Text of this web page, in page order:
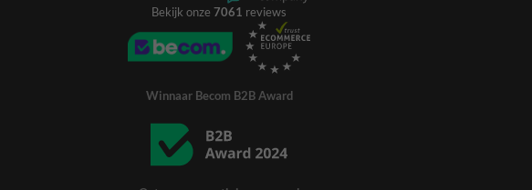
Bekijk onze 7061 reviews
Winnaar Becom B2B Award